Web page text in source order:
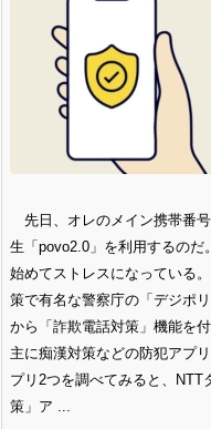
先日、オレのメイン携帯番
生「povo2.0」を利用するの
始めてストレスになっている
策で有名な警察庁の「デジポ
から「詐欺電話対策」機能を
主に痴漢対策などの防犯アプ
プリ2つを調べてみると、
策」ア ...